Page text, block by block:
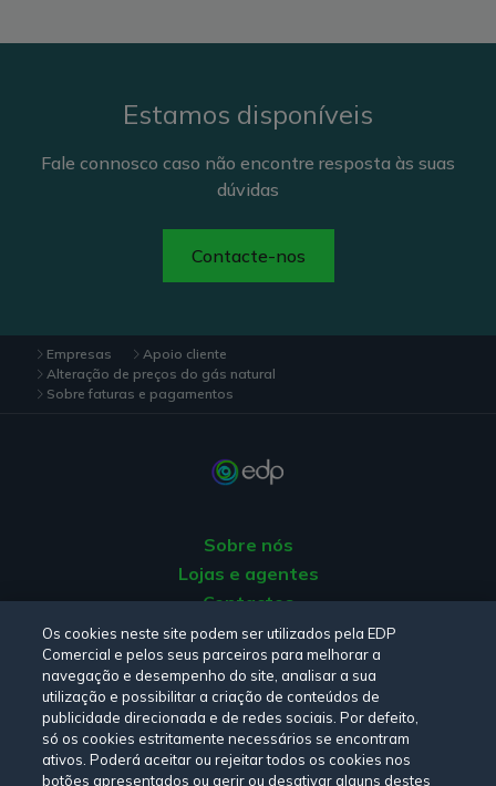
Estamos disponíveis
Fale connosco caso não encontre resposta às suas
dúvidas
Contacte-nos
Empresas
Apoio cliente
Alteração de preços do gás natural
Sobre faturas e pagamentos
Sobre nós
Lojas e agentes
Contactos
Apoio ao Cliente
Origem da energia
Livro de Reclamações
Consulte a nossaPolítica de privacidade, Política de cookies
Termos e CondiçõeseDeclaração de Acessibilidade.
Os cookies neste site podem ser utilizados pela EDP
Comercial e pelos seus parceiros para melhorar a
navegação e desempenho do site, analisar a sua
utilização e possibilitar a criação de conteúdos de
publicidade direcionada e de redes sociais. Por defeito,
só os cookies estritamente necessários se encontram
ativos. Poderá aceitar ou rejeitar todos os cookies nos
botões apresentados ou gerir ou desativar alguns destes